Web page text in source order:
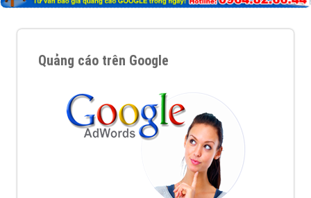
Quảng cáo trên Google